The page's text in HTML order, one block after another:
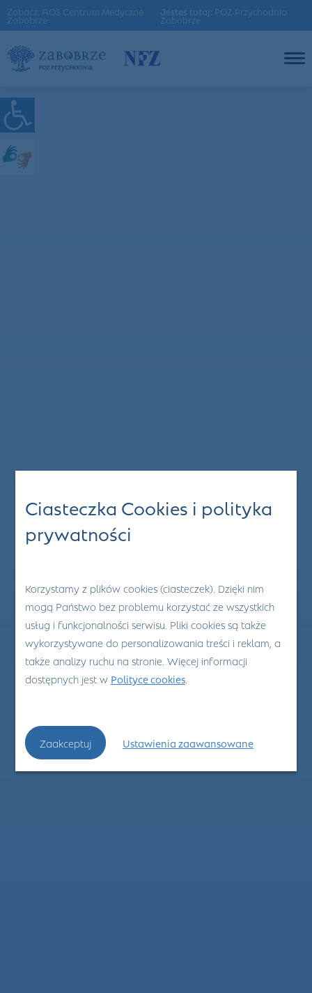
Zobacz: AOS Centrum Medyczne
Zabobrze
Jesteś tutaj: POZ Przychodnia
Zabobrze
Ciasteczka Cookies i polityka
prywatności
Korzystamy z plików cookies (ciasteczek). Dzięki nim
mogą Państwo bez problemu korzystać ze wszystkich
usług i funkcjonalności serwisu. Pliki cookies są także
wykorzystywane do personalizowania treści i reklam, a
także analizy ruchu na stronie. Więcej informacji
dostępnych jest w Polityce cookies.
Zaakceptuj Ustawienia zaawansowane